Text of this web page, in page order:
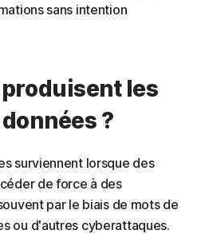
sans intention
les
?
surviennent lorsque des
de force à des
par le biais de mots de
ou d'autres cyberattaques.